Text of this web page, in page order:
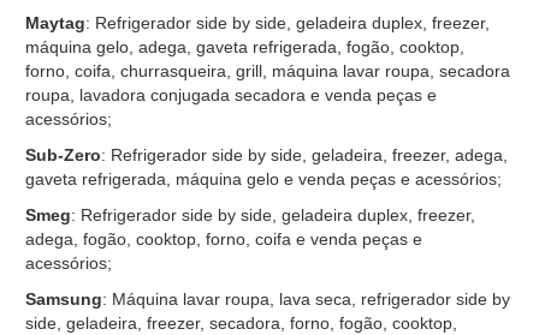
Maytag: Refrigerador side by side, geladeira duplex, freezer,
máquina gelo, adega, gaveta refrigerada, fogão, cooktop,
forno, coifa, churrasqueira, grill, máquina lavar roupa, secadora
roupa, lavadora conjugada secadora e venda peças e
acessórios;
Sub-Zero: Refrigerador side by side, geladeira, freezer, adega,
gaveta refrigerada, máquina gelo e venda peças e acessórios;
Smeg: Refrigerador side by side, geladeira duplex, freezer,
adega, fogão, cooktop, forno, coifa e venda peças e
acessórios;
Samsung: Máquina lavar roupa, lava seca, refrigerador side by
side, geladeira, freezer, secadora, forno, fogão, cooktop,